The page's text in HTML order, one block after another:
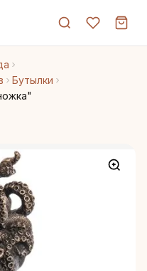
Бутылки